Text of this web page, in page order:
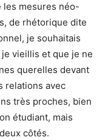
les mesures néo-
de rhétorique dite
je souhaitais
vieillis et que je ne
querelles devant
relations avec
très proches, bien
étudiant, mais
côtés.